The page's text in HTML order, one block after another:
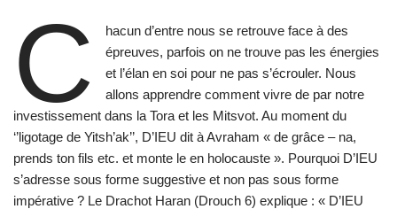
C
hacun d’entre nous se retrouve face à des
épreuves, parfois on ne trouve pas les énergies
et l’élan en soi pour ne pas s’écrouler. Nous
allons apprendre comment vivre de par notre
investissement dans la Tora et les Mitsvot. Au moment du
‘’ligotage de Yitsh’ak’’, D’IEU dit à Avraham « de grâce – na,
prends ton fils etc. et monte le en holocauste ». Pourquoi D’IEU
s’adresse sous forme suggestive et non pas sous forme
impérative ? Le Drachot Haran (Drouch 6) explique : « D’IEU